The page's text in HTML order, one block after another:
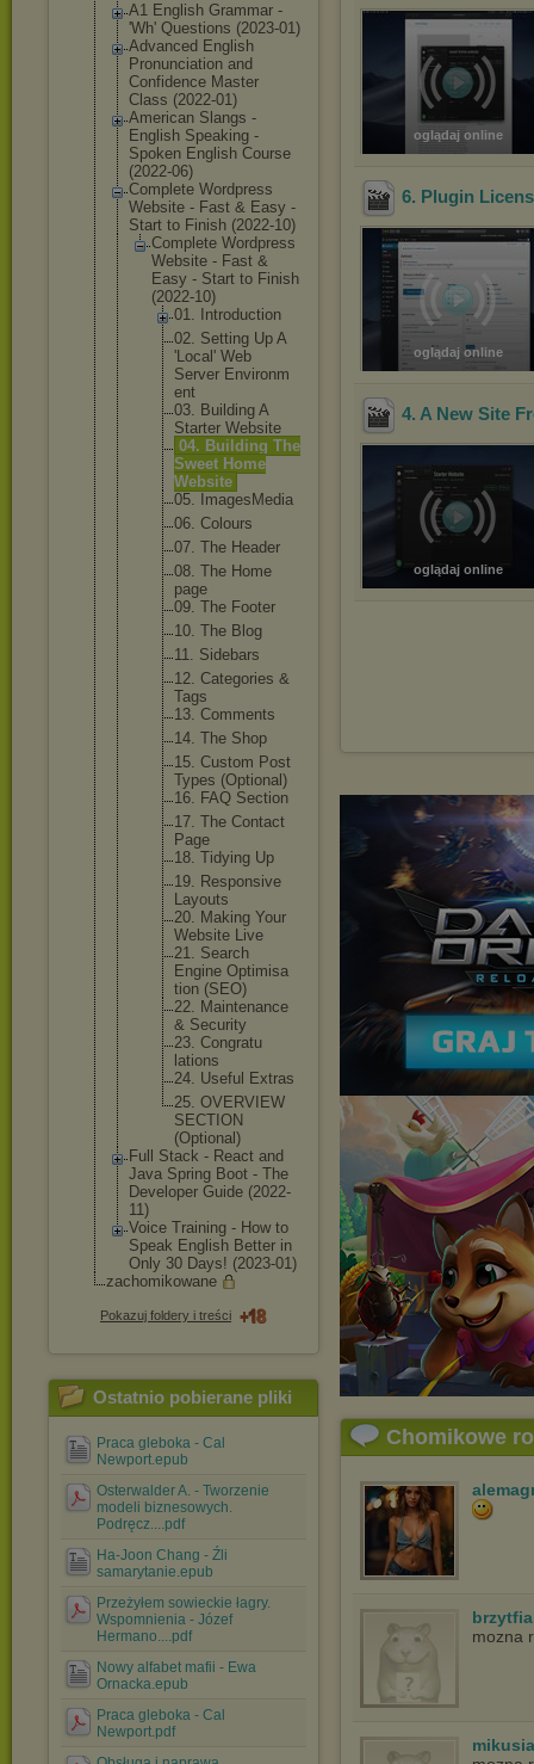
A1 English Grammar -
'Wh' Questions (2023-01)
Advanced English
Pronunciation and
Confidence Master
Class (2022-01)
American Slangs -
English Speaking -
Spoken English Course
(2022-06)
Complete Wordpress
Website - Fast & Easy -
Start to Finish (2022-10)
Complete Wordpress
Website - Fast &
Easy - Start to Finish
(2022-10)
01. Introduction
02. Setting Up A
'Local' Web
Server Environm
ent
03. Building A
Starter Website
04. Building The
Sweet Home
Website
05. ImagesMedia
06. Colours
07. The Header
08. The Home
page
09. The Footer
10. The Blog
11. Sidebars
12. Categories &
Tags
13. Comments
14. The Shop
15. Custom Post
Types (Optiona l)
16. FAQ Section
17. The Contact
Page
18. Tidying Up
19. Responsive
Layouts
20. Making Your
Website Live
21. Search
Engine Optimisa
tion (SEO)
22. Maintenance
& Security
23. Congratu
lations
24. Useful Extras
25. OVERVIEW
SECTION
(Optiona l)
Full Stack - React and
Java Spring Boot - The
Developer Guide (2022-
11)
Voice Training - How to
Speak English Better in
Only 30 Days! (2023-01)
zachomikowane
Pokazuj foldery i treści
Ostatnio pobierane pliki
Praca gleboka - Cal
Newport.epub
Osterwalder A. - Tworzenie
modeli biznesowych.
Podręcz....pdf
Ha-Joon Chang - Źli
samarytanie.epub
Przeżyłem sowieckie łagry.
Wspomnienia - Józef
Hermano....pdf
Nowy alfabet mafii - Ewa
Ornacka.epub
Praca gleboka - Cal
Newport.pdf
oglądaj online
6. Plugin
oglądaj online
4. A New Site
oglądaj online
Chomikowe
mozna